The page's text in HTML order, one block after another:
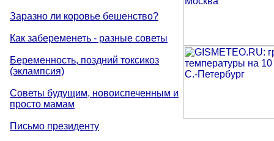
Заразно ли коровье бешенство?
Как забеременеть - разные советы
Беременность, поздний токсикоз
(эклампсия)
Советы будущим, новоиспеченным и
просто мамам
Письмо президенту